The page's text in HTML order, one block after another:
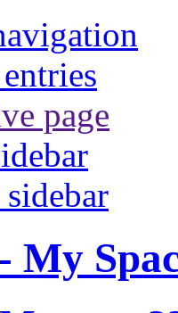
page
My